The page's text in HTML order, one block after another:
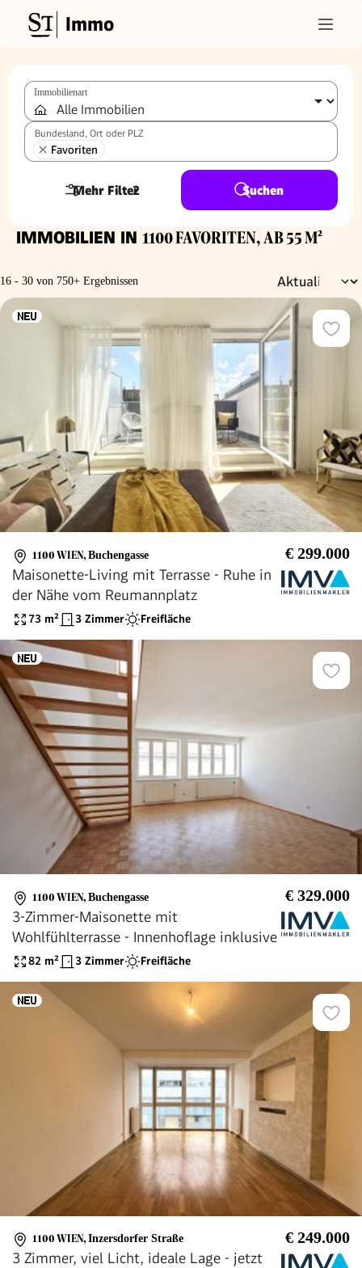
Immo
Immobilienart
Bundesland, Ort oder PLZ
Favoriten
Mehr Filter
2 Suchen
IMMOBILIEN IN 1100 FAVORITEN, AB 55 M²
16 - 30 von 750+ Ergebnissen
1100 WIEN, Buchengasse € 299.000
Maisonette-Living mit Terrasse - Ruhe in
der Nähe vom Reumannplatz
73 m² 3 Zimmer Freifläche
1100 WIEN, Buchengasse € 329.000
3-Zimmer-Maisonette mit
Wohlfühlterrasse - Innenhoflage inklusive
82 m² 3 Zimmer Freifläche
1100 WIEN, Inzersdorfer Straße € 249.000
3 Zimmer, viel Licht, ideale Lage - jetzt